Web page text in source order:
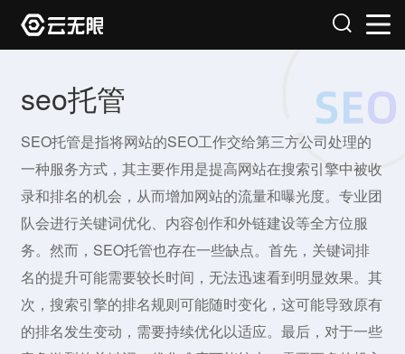
seo托管
SEO托管是指将网站的SEO工作交给第三方公司处理的
一种服务方式，其主要作用是提高网站在搜索引擎中被收
录和排名的机会，从而增加网站的流量和曝光度。专业团
队会进行关键词优化、内容创作和外链建设等全方位服
务。然而，SEO托管也存在一些缺点。首先，关键词排
名的提升可能需要较长时间，无法迅速看到明显效果。其
次，搜索引擎的排名规则可能随时变化，这可能导致原有
的排名发生变动，需要持续优化以适应。最后，对于一些